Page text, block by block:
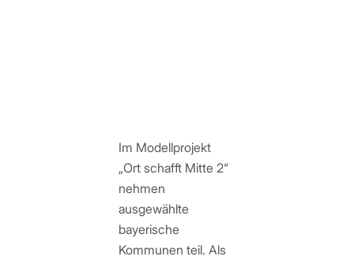
Im Modellprojekt
„Ort schafft Mitte 2“
nehmen
ausgewählte
bayerische
Kommunen teil. Als